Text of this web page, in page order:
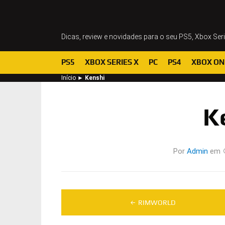
Dicas, review e novidades para o seu PS5, Xbox
PS5 XBOX SERIES X PC PS4 XBOX
Início ► Kenshi
Por Admin em
Navegação
de
RIMWORLD